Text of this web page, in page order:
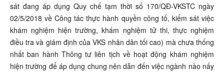
sát đang áp dụng Quy chế tạm thời số 170/QĐ-VKSTC ngày
02/5/2018 về Công tác thực hành quyền công tố, kiểm sát việc
khám nghiệm hiện trường, khám nghiệm tử thi, thực nghiệm
điều tra và giám định của VKS nhân dân tối cao) mà chưa thống
nhất ban hành Thông tư liên tịch về hoạt động khám nghiệm
hiện trường để áp dụng chung nên dẫn đến việc ngành nào nấy